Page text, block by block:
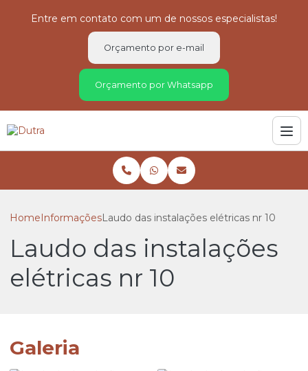
Entre em contato com um de nossos especialistas!
Orçamento por e-mail
Orçamento por Whatsapp
HomeInformaçõesLaudo das instalações elétricas nr 10
Laudo das instalações
elétricas nr 10
Galeria